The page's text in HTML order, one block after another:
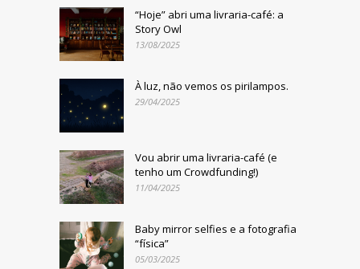
“Hoje” abri uma livraria-café: a
Story Owl
13/08/2025
À luz, não vemos os pirilampos.
29/04/2025
Vou abrir uma livraria-café (e
tenho um Crowdfunding!)
11/04/2025
Baby mirror selfies e a fotografia
“física”
05/03/2025